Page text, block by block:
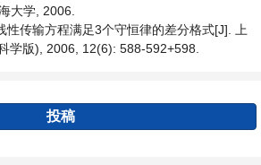
大学, 2006.
性传输方程满足3个守恒律的差分格式[J]. 上
学版), 2006, 12(6): 588-592+598.
投稿